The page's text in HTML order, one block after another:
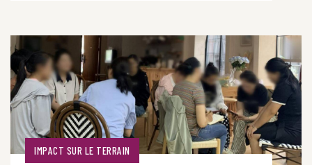
IMPACT SUR LE TERRAIN